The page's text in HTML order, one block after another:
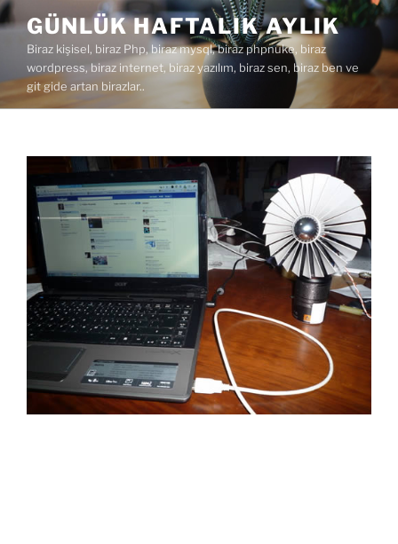
İçeriğe
geç
GÜNLÜK HAFTALIK AYLIK
Biraz kişisel, biraz Php, biraz mysql, biraz phpnuke, biraz
wordpress, biraz internet, biraz yazılım, biraz sen, biraz ben ve
git gide artan birazlar..